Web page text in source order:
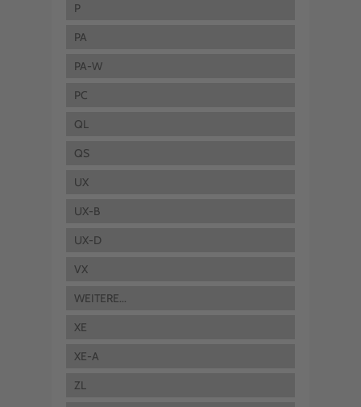
P
PA
PA-W
PC
QL
QS
UX
UX-B
UX-D
VX
WEITERE...
XE
XE-A
ZL